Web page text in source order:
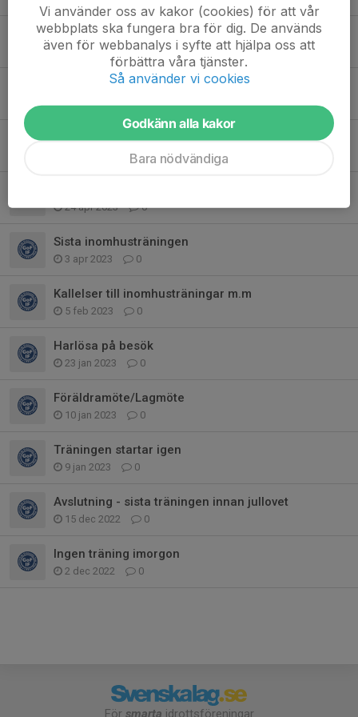
Kvällens träning 28/8 inställd
28 aug 2023 0
Avlutning imorgon 19/6
18 jun 2023 0
Träning 15/5 i Gårdstånga
0
24 apr 2023 0
Sista inomhusträningen
3 apr 2023 0
Kallelser till inomhusträningar m.m
5 feb 2023 0
Harlösa på besök
23 jan 2023 0
Föräldramöte/Lagmöte
10 jan 2023 0
Träningen startar igen
9 jan 2023 0
Avslutning - sista träningen innan jullovet
15 dec 2022 0
Ingen träning imorgon
2 dec 2022 0
För smarta idrottsföreningar
Vi använder oss av kakor (cookies) för att vår
webbplats ska fungera bra för dig. De används
även för webbanalys i syfte att hjälpa oss att
förbättra våra tjänster.
Så använder vi cookies
Godkänn alla kakor
Bara nödvändiga